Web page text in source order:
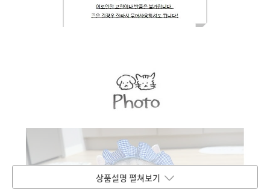
상품설명 펼쳐보기